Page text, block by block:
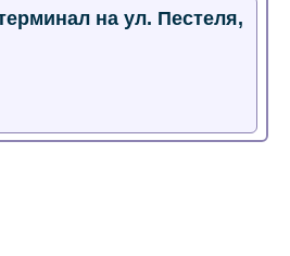
на ул. Пестеля,